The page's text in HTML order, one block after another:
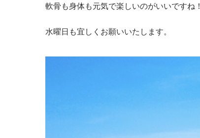
軟骨も身体も元気で楽しいのがいいですね！
水曜日も宜しくお願いいたします。